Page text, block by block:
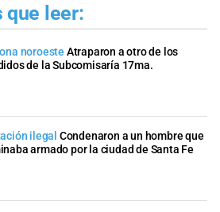
que leer:
noroeste Atraparon a otro de los
de la Subcomisaría 17ma.
ilegal Condenaron a un hombre que
armado por la ciudad de Santa Fe